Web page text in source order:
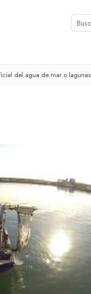
del agua de mar o lagunas